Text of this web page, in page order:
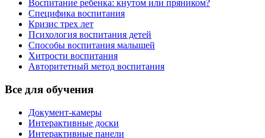
Воспитание ребенка: кнутом или пряником?
Специфика воспитания
Кризис трех лет
Психология воспитания детей
Способы воспитания малышей
Хитрости воспитания
Авторитетный метод воспитания
Все для обучения
Документ-камеры
Интерактивные доски
Интерактивные панели